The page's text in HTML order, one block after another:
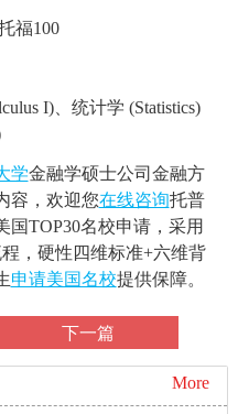
福100
I)、统计学 (Statistics)
学金融学硕士公司金融方
容，欢迎您在线咨询托普
TOP30名校申请，采用
，硬性四维标准+六维背
申请美国名校提供保障。
下一篇
More